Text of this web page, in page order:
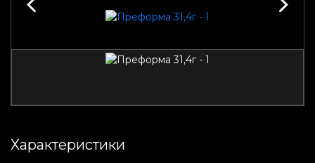
Характеристики